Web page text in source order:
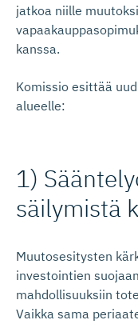
jatkoa niille
kanssa.
Komissio esittää
alueelle:
1)
säilymistä
Muutosesitysten
investointien
mahdollisuuksiin
Vaikka sama